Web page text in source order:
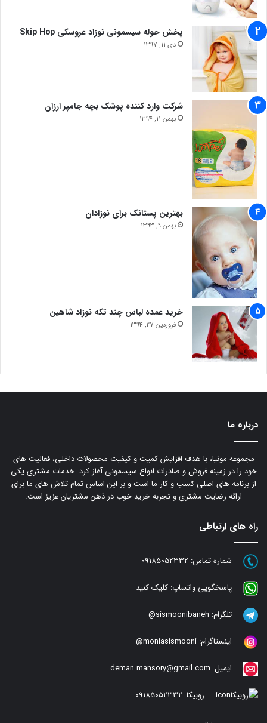
پخش حوله سیسمونی نوزاد عروسکی Skip Hop
دی 11, 1397
شرکت وارد کننده پوشک بچه جامپر ارزان
بهمن 11, 1394
بهترین پستانک برای نوزادان
بهمن 9, 1393
خرید عمده لباس چند تکه نوزاد شاهین
فروردین 27, 1394
درباره ما
مجموعه مونیا، با هدف افزایش کمیت و کیفیت محصولات داخلی، فعالیت های
خود را در زمینه فروش و صادرات انواع سیسمونی آغاز کرد. خدمات مشتری یکی
از برنامه های اصلی کسب و کار ما است و بر این اساس تمام تلاش های ما برای
ارائه رضایت مشتری و تجربه خرید خوب در ذهن مشتریان عزیز است.
راه های ارتباطی
شماره تماس: 09185052332
پاسخگویی واتساپ: کلیک کنید
تلگرام: sismoonibaneh@
اینستاگرام: moniasismooni@
ایمیل: deman.mansory@gmail.com
روبیکا: 09185052332